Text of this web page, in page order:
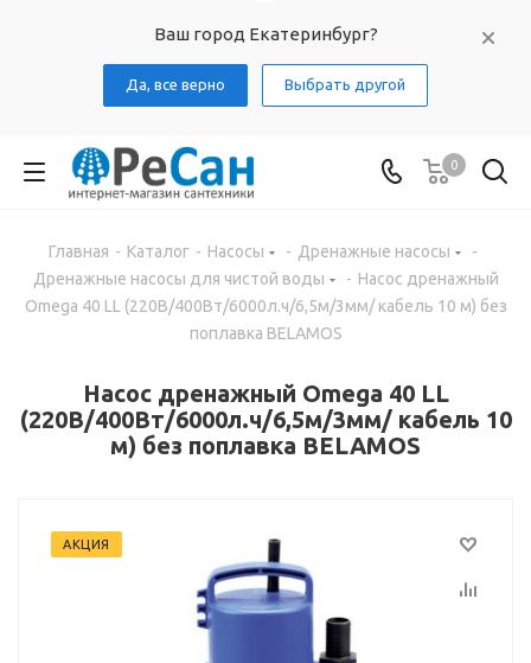
Ваш город Екатеринбург?
Да, все верно Выбрать другой
0
Главная - Каталог - Насосы - Дренажные насосы
-
Дренажные насосы для чистой воды
- Насос дренажный
Omega 40 LL (220В/400Вт/6000л.ч/6,5м/3мм/ кабель 10 м) без
поплавка BELAMOS
Насос дренажный Omega 40 LL
(220В/400Вт/6000л.ч/6,5м/3мм/ кабель 10
м) без поплавка BELAMOS
АКЦИЯ